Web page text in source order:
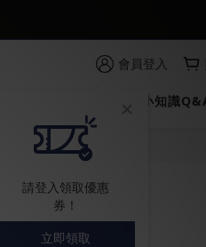
)
會員登入
請登入領取優惠
券！
立即領取
✍愛車小知識